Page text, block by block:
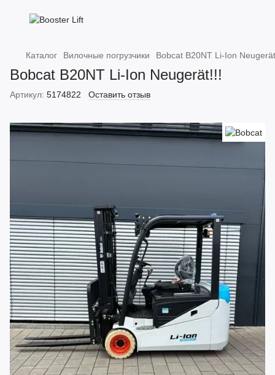
Каталог Вилочные погрузчики Bobcat B20NT Li-Ion
Bobcat B20NT Li-Ion Neugerät!!!
Артикул: 5174822 Оставить отзыв